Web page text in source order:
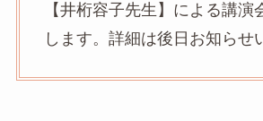
【井桁容子先生】による講演
します。詳細は後日お知らせ